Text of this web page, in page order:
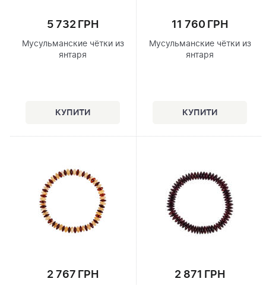
5 732 ГРН
Мусульманские чётки из
янтаря
11 760 ГРН
Мусульманские чётки из
янтаря
2 767 ГРН 2 871 ГРН